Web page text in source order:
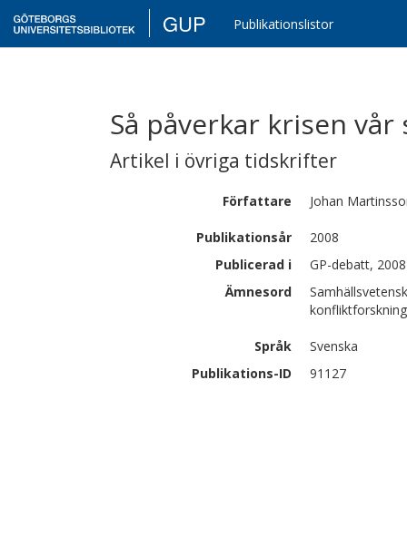
GUP Publikationslistor
Så påverkar krisen
Artikel i övriga tidskrifter
Författare Johan
Publikationsår
2008
Publicerad i
GP-debatt,
Ämnesord
Språk
Svenska
Publikations-ID
91127